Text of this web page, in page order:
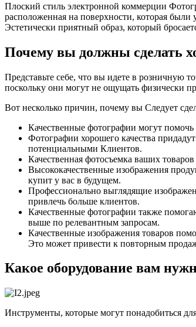
Плоский стиль электронной коммерции
расположенная на поверхности, которая
Эстетически приятный образ, который
Почему вы должны сделать
Представьте себе, что вы идете в розничную
поскольку они могут не ощущать физически
Вот несколько причин, почему вы Следует
Качественные фотографии могут
Фотографии хорошего качества
потенциальными Клиентов.
Качественная фотосъемка ваших
Высококачественные изображения
купит у вас в будущем.
Профессионально выглядящие
привлечь больше клиентов.
Качественные фотографии также
выше по релевантным запросам.
Качественные изображения товаров
Это может привести к повторным
Какое оборудование вам
Инструменты, которые могут понадобиться